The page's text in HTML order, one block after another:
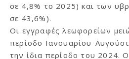
σε 4,8% το 2025) και των
σε 43,6%).
Οι εγγραφές λεωφορείων
περίοδο Ιανουαρίου-
την ίδια περίοδο του 2024.